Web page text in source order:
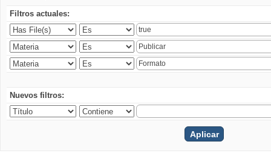
Filtros actuales:
Nuevos filtros: